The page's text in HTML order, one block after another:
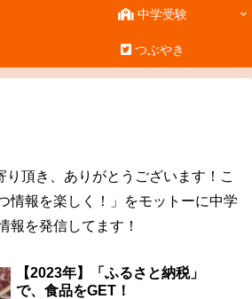
中学受験
つぶやき
頂き、ありがとうございます！こ
情報を楽しく！」をモットーに中学
報を発信してます！
【2023年】「ふるさと納税」
で、食品をGET！